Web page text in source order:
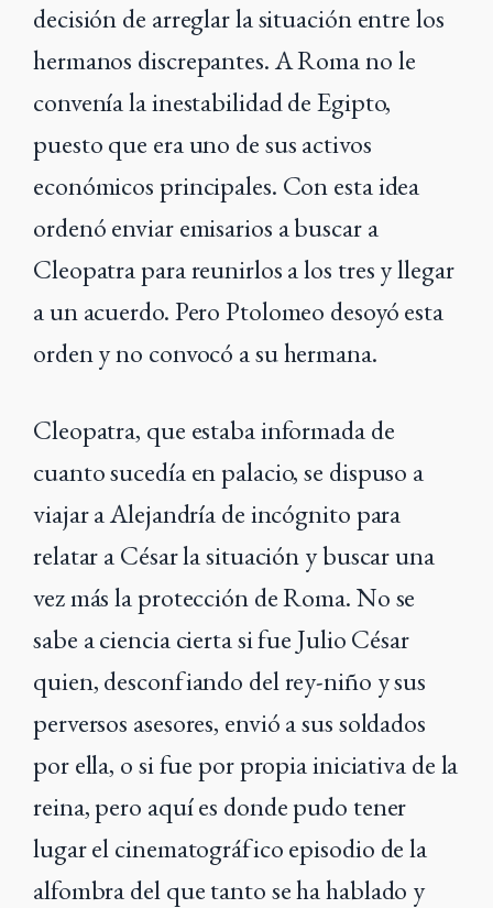
decisión de arreglar la situación entre los
hermanos discrepantes. A Roma no le
convenía la inestabilidad de Egipto,
puesto que era uno de sus activos
económicos principales. Con esta idea
ordenó enviar emisarios a buscar a
Cleopatra para reunirlos a los tres y llegar
a un acuerdo. Pero Ptolomeo desoyó esta
orden y no convocó a su hermana.
Cleopatra, que estaba informada de
cuanto sucedía en palacio, se dispuso a
viajar a Alejandría de incógnito para
relatar a César la situación y buscar una
vez más la protección de Roma. No se
sabe a ciencia cierta si fue Julio César
quien, desconfiando del rey-niño y sus
perversos asesores, envió a sus soldados
por ella, o si fue por propia iniciativa de la
reina, pero aquí es donde pudo tener
lugar el cinematográfico episodio de la
alfombra del que tanto se ha hablado y